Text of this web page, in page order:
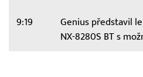
9:19
Genius představil
NX-8280S BT s